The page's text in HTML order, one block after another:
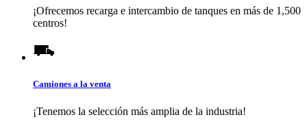
¡Ofrecemos recarga e intercambio de tanques en más de 1,500
centros!
Camiones a la venta
¡Tenemos la selección más amplia de la industria!